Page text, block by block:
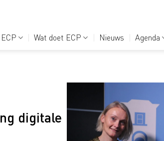
Wat doet ECP Nieuws Agenda
digitale